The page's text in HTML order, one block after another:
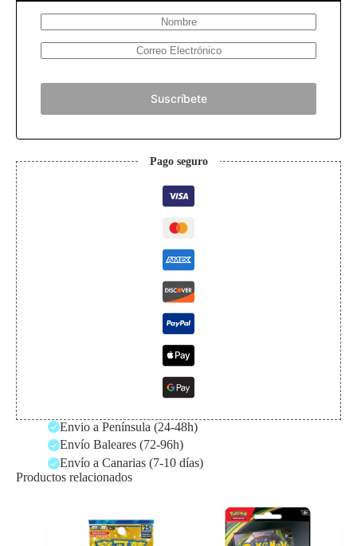
Suscríbete
Pago seguro
Envio a Península (24-48h)
Envío Baleares (72-96h)
Envío a Canarias (7-10 días)
Productos relacionados